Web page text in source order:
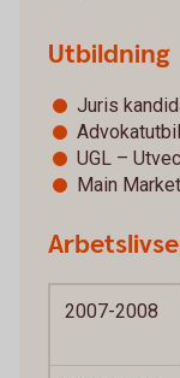
Utbildning
Juris
UGL –
Main
2007-2008